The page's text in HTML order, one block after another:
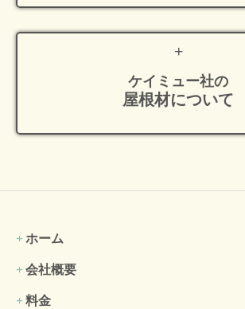
ケイミュー社の
屋根材について
ホーム
会社概要
料金